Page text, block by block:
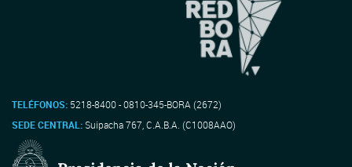
TELÉFONOS: 5218-8400 - 0810-345-BORA (2672)
SEDE CENTRAL:Suipacha 767, C.A.B.A. (C1008AAO)